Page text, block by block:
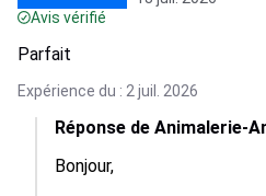
Avis vérifié
Parfait
Expérience du : 2 juil. 2026
Réponse de Animalerie-
Bonjour,